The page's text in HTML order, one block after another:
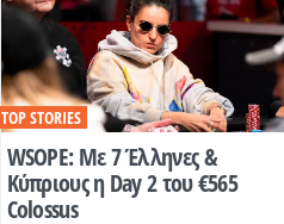
WSOPE: Mε 7 Έλληνες &
Κύπριους η Day 2 του €565
Colossus
TOP STORIES